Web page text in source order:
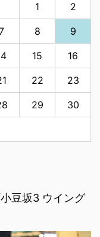
1 2
8 9
15 16
22 23
29 30
豆坂3 ウイング